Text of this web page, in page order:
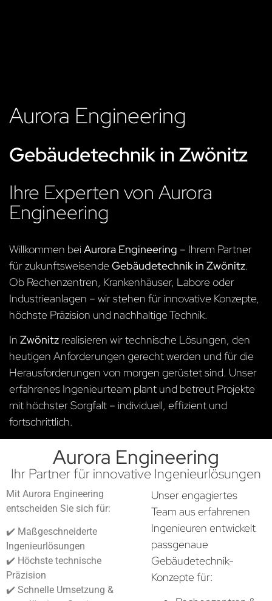
Aurora Engineering
Gebäudetechnik in Zwönitz
Ihre Experten von Aurora
Engineering
Willkommen beiAurora Engineering – Ihrem Partner
für zukunftsweisendeGebäudetechnik in Zwönitz.
Ob Rechenzentren, Krankenhäuser, Labore oder
Industrieanlagen – wir stehen für innovative Konzepte,
höchste Präzision und nachhaltige Technik.
In Zwönitz realisieren wir technische Lösungen, den
heutigen Anforderungen gerecht werden und für die
Herausforderungen von morgen gerüstet sind. Unser
erfahrenes Ingenieurteam plant und betreut Projekte
mit höchster Sorgfalt – individuell, effizient und
fortschrittlich.
Aurora Engineering
Ihr Partner für innovative Ingenieurlösungen
Mit Aurora Engineering
entscheiden Sie sich für:
✔️ Maßgeschneiderte
Ingenieurlösungen
✔️ Höchste technische
Präzision
✔️ Schnelle Umsetzung &
Unser engagiertes
Team aus erfahrenen
Ingenieuren entwickelt
passgenaue
Gebäudetechnik-
Konzepte für: